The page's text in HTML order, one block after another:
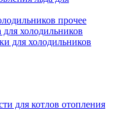
прочее
для холодильников
для холодильников
для котлов отопления